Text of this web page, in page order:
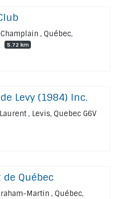
, Québec,
5.72 km
Levy (1984) Inc.
, Levis, Quebec G6V
Québec
Martin , Québec,